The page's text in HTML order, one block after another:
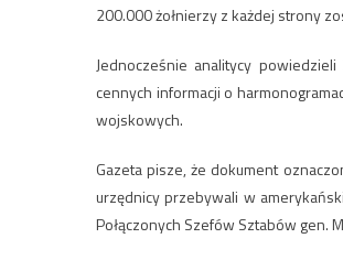
200.000 żołnierzy z każdej strony
Jednocześnie analitycy
cennych informacji o
wojskowych.
Gazeta pisze, że dokument
urzędnicy przebywali w
Połączonych Szefów Sztabów gen.